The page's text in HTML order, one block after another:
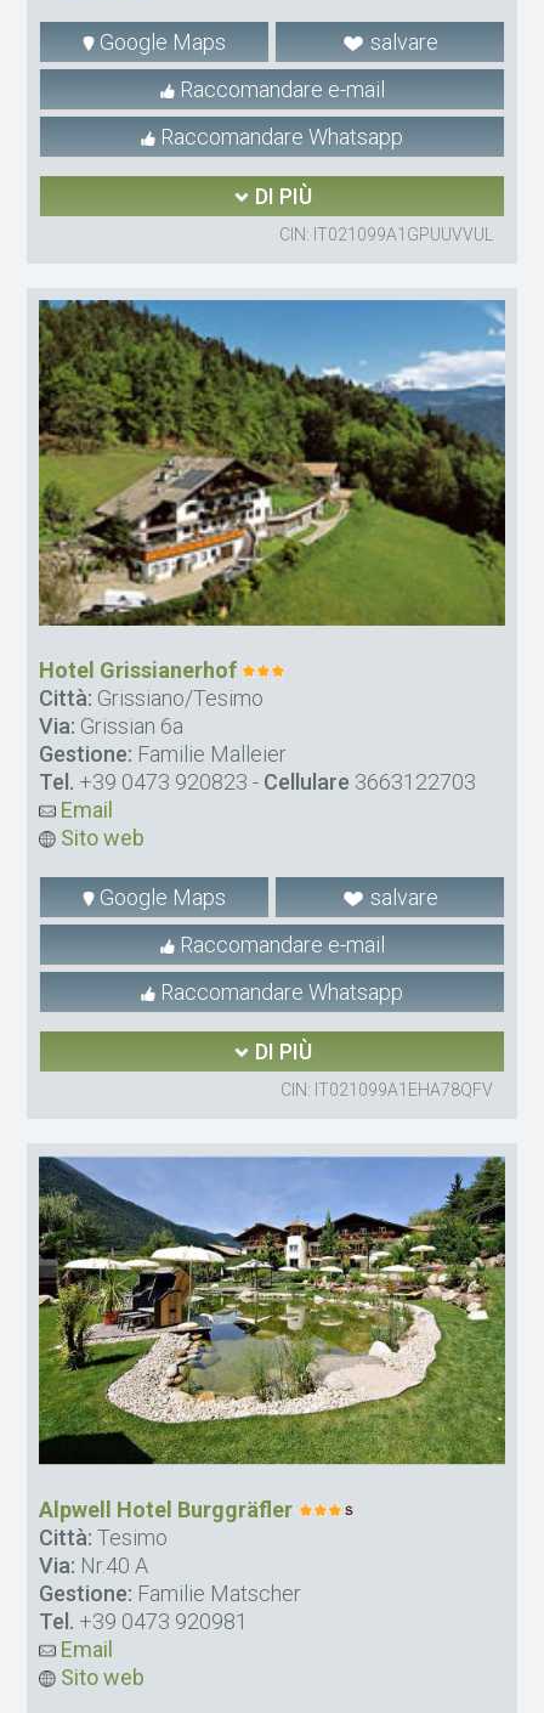
Google Maps
salvare
Raccomandare e-mail
Raccomandare Whatsapp
DI PIÙ
CIN: IT021099A1GPUUVVUL
Hotel Grissianerhof
Città: Grissiano/Tesimo
Via: Grissian 6a
Gestione: Familie Malleier
Tel. +39 0473 920823 - Cellulare 3663122703
Email
Sito web
Google Maps
salvare
Raccomandare e-mail
Raccomandare Whatsapp
DI PIÙ
CIN: IT021099A1EHA78QFV
Alpwell Hotel Burggräfler
Città: Tesimo
Via: Nr.40 A
Gestione: Familie Matscher
Tel. +39 0473 920981
Email
Sito web